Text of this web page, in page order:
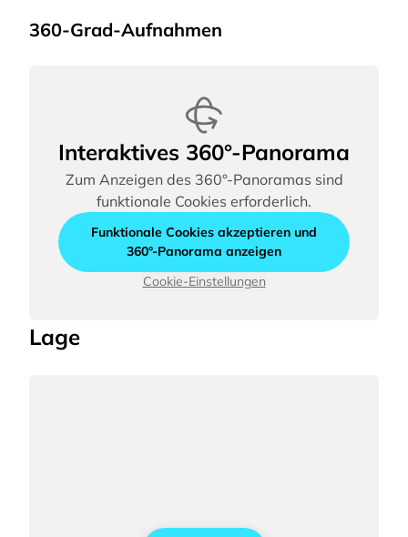
360-Grad-Aufnahmen
Interaktives 360°-Panorama
Zum Anzeigen des 360°-Panoramas sind
funktionale Cookies erforderlich.
Funktionale Cookies akzeptieren und
360°-Panorama anzeigen
Cookie-Einstellungen
Lage